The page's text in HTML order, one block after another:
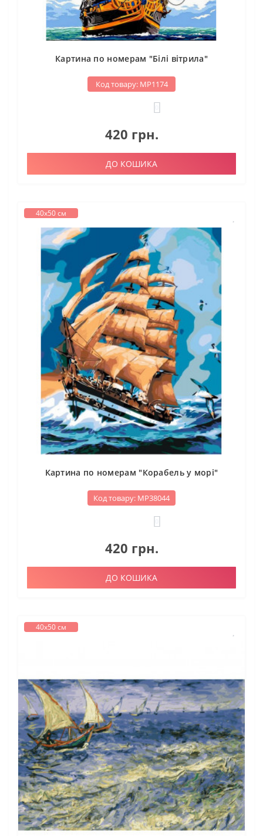
Картина по номерам "Білі вітрила"
Код товару: МР1174
420 грн.
ДО КОШИКА
40х50 см
Картина по номерам "Корабель у морі"
Код товару: МР38044
420 грн.
ДО КОШИКА
40х50 см